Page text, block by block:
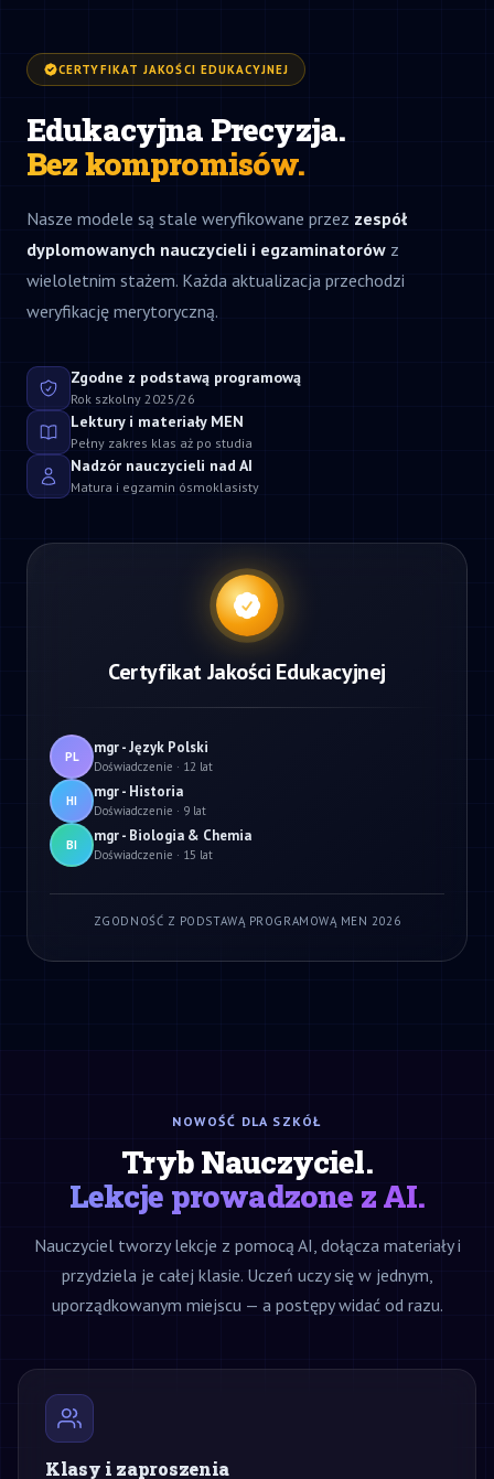
CERTYFIKAT JAKOŚCI EDUKACYJNEJ
Edukacyjna Precyzja.
Bez kompromisów.
Nasze modele są stale weryfikowane przez zespół
dyplomowanych nauczycieli i egzaminatorów z
wieloletnim stażem. Każda aktualizacja przechodzi
weryfikację merytoryczną.
Zgodne z podstawą programową
Rok szkolny 2025/26
Lektury i materiały MEN
Pełny zakres klas aż po studia
Nadzór nauczycieli nad AI
Matura i egzamin ósmoklasisty
Certyfikat Jakości Edukacyjnej
PL mgr - Język Polski
Doświadczenie · 12 lat
HI mgr - Historia
Doświadczenie · 9 lat
BI mgr - Biologia & Chemia
Doświadczenie · 15 lat
ZGODNOŚĆ Z PODSTAWĄ PROGRAMOWĄ MEN 2026
NOWOŚĆ DLA SZKÓŁ
Tryb Nauczyciel.
Lekcje prowadzone z AI.
Nauczyciel tworzy lekcje z pomocą AI, dołącza materiały i
przydziela je całej klasie. Uczeń uczy się w jednym,
uporządkowanym miejscu — a postępy widać od razu.
Klasy i zaproszenia